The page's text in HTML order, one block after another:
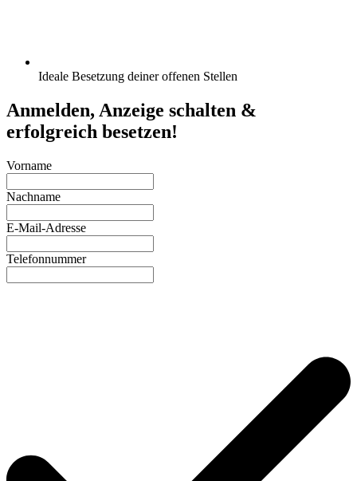
Ideale Besetzung deiner offenen Stellen
Anmelden, Anzeige schalten &
erfolgreich besetzen!
Vorname
Nachname
E-Mail-Adresse
Telefonnummer